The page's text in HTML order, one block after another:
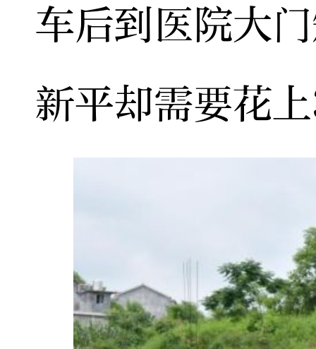
车后到医院大
新平却需要花